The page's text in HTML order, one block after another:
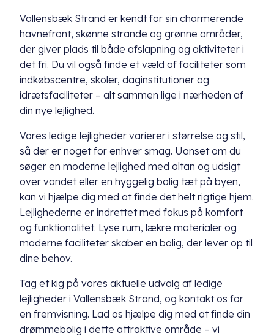
Vallensbæk Strand er kendt for sin charmerende
havnefront, skønne strande og grønne områder,
der giver plads til både afslapning og aktiviteter i
det fri. Du vil også finde et væld af faciliteter som
indkøbscentre, skoler, daginstitutioner og
idrætsfaciliteter – alt sammen lige i nærheden af
din nye lejlighed.
Vores ledige lejligheder varierer i størrelse og stil,
så der er noget for enhver smag. Uanset om du
søger en moderne lejlighed med altan og udsigt
over vandet eller en hyggelig bolig tæt på byen,
kan vi hjælpe dig med at finde det helt rigtige hjem.
Lejlighederne er indrettet med fokus på komfort
og funktionalitet. Lyse rum, lækre materialer og
moderne faciliteter skaber en bolig, der lever op til
dine behov.
Tag et kig på vores aktuelle udvalg af ledige
lejligheder i Vallensbæk Strand, og kontakt os for
en fremvisning. Lad os hjælpe dig med at finde din
drømmebolig i dette attraktive område – vi